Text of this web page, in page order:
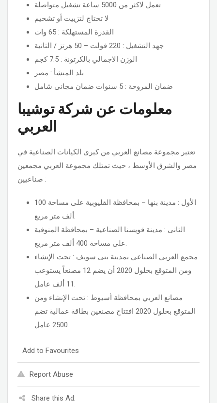
تعمل لاكثر من 5000 ساعة تشغيل متواصلة
لا تحتاج لتزييت أو تشحيم
القدرة المستهلكة : 65 وات
جهد التشغيل : 220 فولت – 50 هرتز / الثانية
الوزن الاجمالي بالكرتونة : 7.5 كجم
بلد المنشأ : مصر
ضمان المروحة : 5 سنوات ضمان مجانى شامل
معلومات عن شركة توشيبا
العربي
تعتبر مجموعة مصانع العربي من كبرى الكيانات الصناعية في
مصر والشرق الأوسط ، حيث تمتلك مجموعة العربي مجمعين
صناعيين :
الأول : مدينة بنها – بمحافظة القليوبية على مساحة 100
ألف متر مربع.
الثانى : مدينة قويسنا الصناعية – بمحافظة المنوفية
على مساحة 400 ألف متر مربع.
مجمع العربي الصناعي بمدينة بنى سويف : تحت الإنشاء
ومن المتوقع بحلول 2020 أن يضم 12 مصنعاً يستوعب
11 ألف عامل.
مصانع العربي بمحافظة أسيوط : تحت الإنشاء ومن
المتوقع بحلول 2020 افتتاح مصنعين بطاقة عمالية تضم
2500 عامل.
Add to Favourites
Report Abuse
Share this Ad: